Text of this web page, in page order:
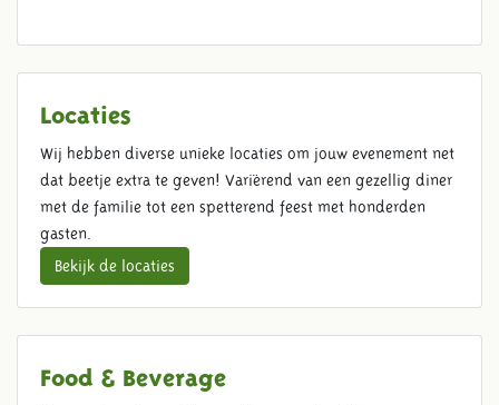
Locaties
Wij hebben diverse unieke locaties om jouw evenement net
dat beetje extra te geven! Variërend van een gezellig diner
met de familie tot een spetterend feest met honderden
gasten.
Bekijk de locaties
Food & Beverage